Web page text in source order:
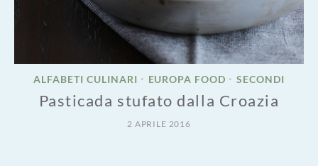
ALFABETI CULINARI • EUROPA FOOD • SECONDI
Pasticada stufato dalla Croazia
2 APRILE 2016